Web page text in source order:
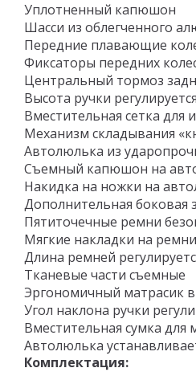
Уплотненный капюшон
Шасси из облегченного
Передние плавающие
Фиксаторы передних
Центральный тормоз
Высота ручки регулируется
Вместительная сетка для
Механизм складывания
Автолюлька из
Съемный капюшон на
Накидка на ножки на
Дополнительная боковая
Пятиточечные ремни
Мягкие накладки на
Длина ремней
Тканевые части съемные
Эргономичный матрасик
Угол наклона ручки
Вместительная сумка для
Автолюлька
Комплектация: